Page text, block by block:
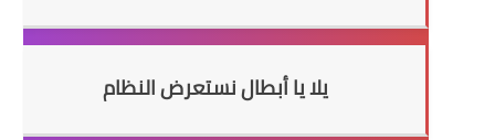
يلا يا أبطال نستعرض النظام